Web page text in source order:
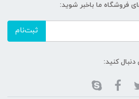
فروشگاه ما باخبر شوید:
ثبت‌نام
کنید: